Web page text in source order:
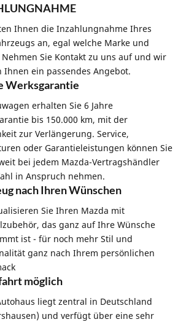
Ihnen die Inzahlungnahme Ihres
an, egal welche Marke und
Sie Kontakt zu uns auf und wir
Ihnen ein passendes Angebot.
Werksgarantie
erhalten Sie 6 Jahre
bis 150.000 km, mit der
zur Verlängerung. Service,
oder Garantieleistungen können Sie
bei jedem Mazda-Vertragshändler
in Anspruch nehmen.
nach Ihren Wünschen
Sie Ihren Mazda mit
das ganz auf Ihre Wünsche
ist - für noch mehr Stil und
ganz nach Ihrem persönlichen
möglich
liegt zentral in Deutschland
und verfügt über eine sehr